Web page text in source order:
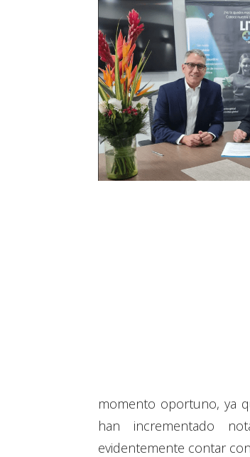
momento oportuno, ya
han incrementado
evidentemente contar